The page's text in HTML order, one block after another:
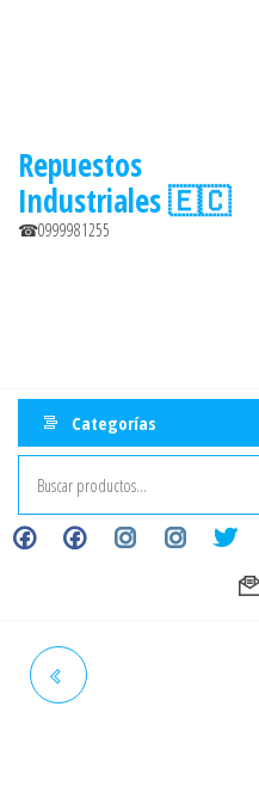
Repuestos
Industriales 🇪🇨
☎0999981255
Categorías